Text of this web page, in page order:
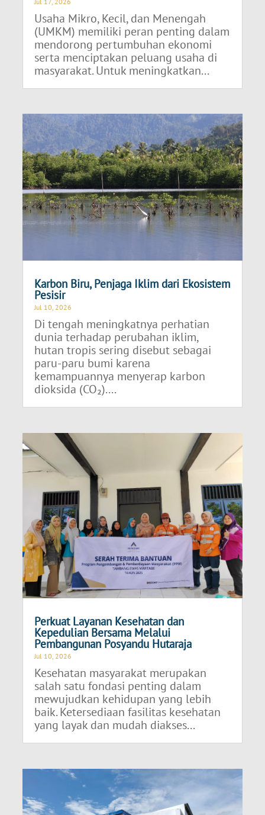
Usaha Mikro, Kecil, dan Menengah
(UMKM) memiliki peran penting dalam
mendorong pertumbuhan ekonomi
serta menciptakan peluang usaha di
masyarakat. Untuk meningkatkan...
Karbon Biru, Penjaga Iklim dari Ekosistem
Pesisir
Jul 10, 2026
Di tengah meningkatnya perhatian
dunia terhadap perubahan iklim,
hutan tropis sering disebut sebagai
paru-paru bumi karena
kemampuannya menyerap karbon
dioksida (CO₂)....
Perkuat Layanan Kesehatan dan
Kepedulian Bersama Melalui
Pembangunan Posyandu Hutaraja
Jul 10, 2026
Kesehatan masyarakat merupakan
salah satu fondasi penting dalam
mewujudkan kehidupan yang lebih
baik. Ketersediaan fasilitas kesehatan
yang layak dan mudah diakses...